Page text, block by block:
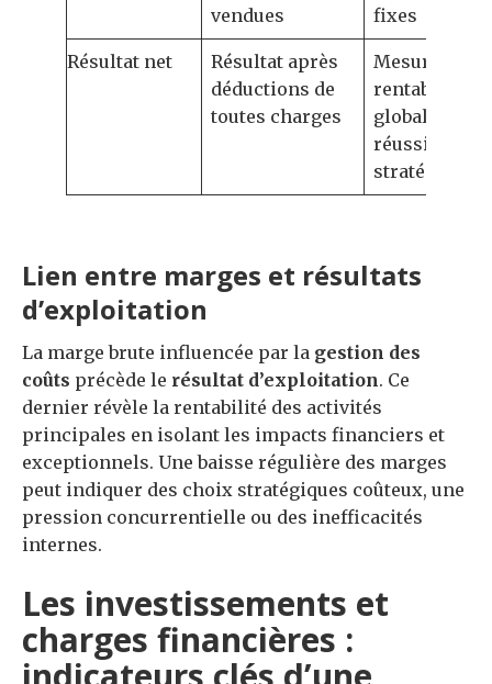
vendues
fixes
Résultat net
Résultat après
déductions de
toutes charges
Mesure la
rentabilité
globale et la
réussite
stratégique
Lien entre marges et résultats
d’exploitation
La marge brute influencée par la gestion des
coûts précède le résultat d’exploitation. Ce
dernier révèle la rentabilité des activités
principales en isolant les impacts financiers et
exceptionnels. Une baisse régulière des marges
peut indiquer des choix stratégiques coûteux, une
pression concurrentielle ou des inefficacités
internes.
Les investissements et
charges financières :